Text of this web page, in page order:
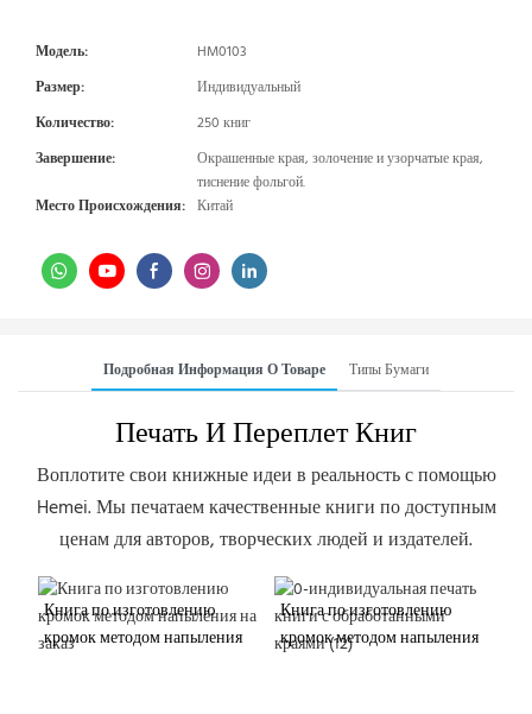
Модель:
HM0103
Размер:
Индивидуальный
Количество:
250 книг
Завершение:
Окрашенные края, золочение и узорчатые края,
тиснение фольгой.
Место Происхождения: Китай
Подробная Информация О Товаре Типы Бумаги
Печать И Переплет Книг
Воплотите свои книжные идеи в реальность с помощью
Hemei. Мы печатаем качественные книги по доступным
ценам для авторов, творческих людей и издателей.
Книга по изготовлению
кромок методом напыления
Книга по изготовлению
кромок методом напыления